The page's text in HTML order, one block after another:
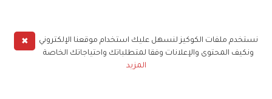
✖
نستخدم ملفات الكوكيز لنسهل عليك استخدام موقعنا الإلكتروني
ونكيف المحتوى والإعلانات وفقا لمتطلباتك واحتياجاتك الخاصة
المزيد